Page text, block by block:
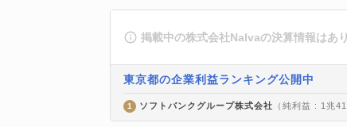
掲載中の株式会社Nalvaの決算情報はあり
東京都の企業利益ランキング公開中
1 ソフトバンクグループ株式会社 （純利益 : 1兆